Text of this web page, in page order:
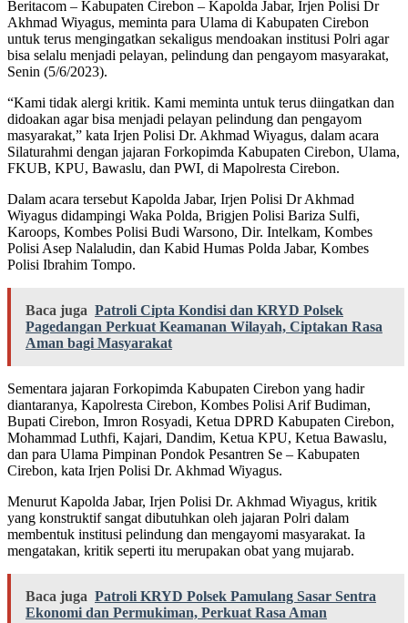
Beritacom – Kabupaten Cirebon – Kapolda Jabar, Irjen Polisi Dr
Akhmad Wiyagus, meminta para Ulama di Kabupaten Cirebon
untuk terus mengingatkan sekaligus mendoakan institusi Polri agar
bisa selalu menjadi pelayan, pelindung dan pengayom masyarakat,
Senin (5/6/2023).
“Kami tidak alergi kritik. Kami meminta untuk terus diingatkan dan
didoakan agar bisa menjadi pelayan pelindung dan pengayom
masyarakat,” kata Irjen Polisi Dr. Akhmad Wiyagus, dalam acara
Silaturahmi dengan jajaran Forkopimda Kabupaten Cirebon, Ulama,
FKUB, KPU, Bawaslu, dan PWI, di Mapolresta Cirebon.
Dalam acara tersebut Kapolda Jabar, Irjen Polisi Dr Akhmad
Wiyagus didampingi Waka Polda, Brigjen Polisi Bariza Sulfi,
Karoops, Kombes Polisi Budi Warsono, Dir. Intelkam, Kombes
Polisi Asep Nalaludin, dan Kabid Humas Polda Jabar, Kombes
Polisi Ibrahim Tompo.
Baca juga Patroli Cipta Kondisi dan KRYD Polsek
Pagedangan Perkuat Keamanan Wilayah, Ciptakan Rasa
Aman bagi Masyarakat
Sementara jajaran Forkopimda Kabupaten Cirebon yang hadir
diantaranya, Kapolresta Cirebon, Kombes Polisi Arif Budiman,
Bupati Cirebon, Imron Rosyadi, Ketua DPRD Kabupaten Cirebon,
Mohammad Luthfi, Kajari, Dandim, Ketua KPU, Ketua Bawaslu,
dan para Ulama Pimpinan Pondok Pesantren Se – Kabupaten
Cirebon, kata Irjen Polisi Dr. Akhmad Wiyagus.
Menurut Kapolda Jabar, Irjen Polisi Dr. Akhmad Wiyagus, kritik
yang konstruktif sangat dibutuhkan oleh jajaran Polri dalam
membentuk institusi pelindung dan mengayomi masyarakat. Ia
mengatakan, kritik seperti itu merupakan obat yang mujarab.
Baca juga Patroli KRYD Polsek Pamulang Sasar Sentra
Ekonomi dan Permukiman, Perkuat Rasa Aman